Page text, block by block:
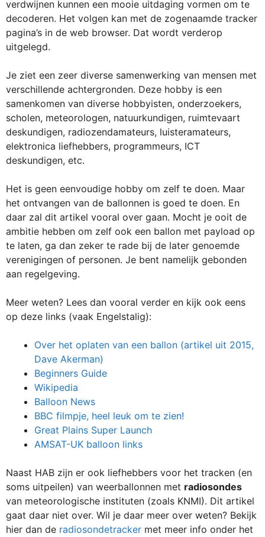
verdwijnen kunnen een mooie uitdaging vormen om te
decoderen. Het volgen kan met de zogenaamde tracker
pagina’s in de web browser. Dat wordt verderop
uitgelegd.
Je ziet een zeer diverse samenwerking van mensen met
verschillende achtergronden. Deze hobby is een
samenkomen van diverse hobbyisten, onderzoekers,
scholen, meteorologen, natuurkundigen, ruimtevaart
deskundigen, radiozendamateurs, luisteramateurs,
elektronica liefhebbers, programmeurs, ICT
deskundigen, etc.
Het is geen eenvoudige hobby om zelf te doen. Maar
het ontvangen van de ballonnen is goed te doen. En
daar zal dit artikel vooral over gaan. Mocht je ooit de
ambitie hebben om zelf ook een ballon met payload op
te laten, ga dan zeker te rade bij de later genoemde
verenigingen of personen. Je bent namelijk gebonden
aan regelgeving.
Meer weten? Lees dan vooral verder en kijk ook eens
op deze links (vaak Engelstalig):
Over het oplaten van een ballon (artikel uit 2015,
Dave Akerman)
Beginners Guide
Wikipedia
Balloon News
BBC filmpje, heel leuk om te zien!
Great Plains Super Launch
AMSAT-UK balloon links
Naast HAB zijn er ook liefhebbers voor het tracken (en
soms uitpeilen) van weerballonnen met radiosondes
van meteorologische instituten (zoals KNMI). Dit artikel
gaat daar niet over. Wil je daar meer over weten? Bekijk
hier dan de radiosondetracker met meer info onder het